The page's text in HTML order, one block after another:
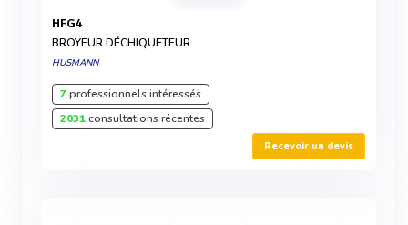
HFG4
BROYEUR DÉCHIQUETEUR
HUSMANN
7professionnels intéressés
2031consultations récentes
Recevoir un devis